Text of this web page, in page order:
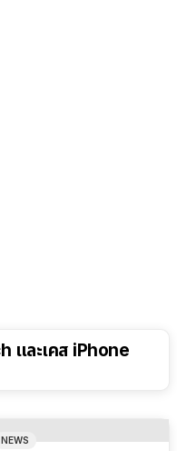
และเคส iPhone
NEWS